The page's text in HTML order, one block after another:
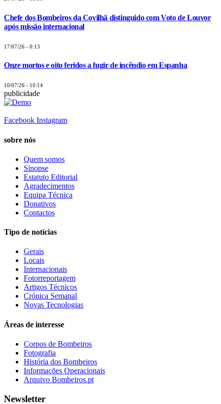
Chefe dos Bombeiros da Covilhã distinguido com Voto de Louvor
após missão internacional
17/07/26 - 0:13
Onze mortos e oito feridos a fugir de incêndio em Espanha
10/07/26 - 10:14
publicidade
Facebook Instagram
sobre nós
Quem somos
Sinopse
Estatuto Editorial
Agradecimentos
Equipa Técnica
Donativos
Contactos
Tipo de notícias
Gerais
Locais
Internacionais
Fotorreportagem
Artigos Técnicos
Crónica Semanal
Novas Tecnologias
Áreas de interesse
Corpos de Bombeiros
Fotografia
História dos Bombeiros
Informações Operacionais
Arquivo Bombeiros.pt
Newsletter